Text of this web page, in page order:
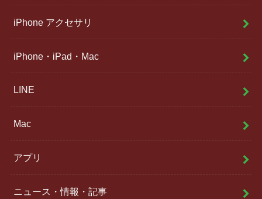
iPhone アクセサリ
iPhone・iPad・Mac
LINE
Mac
アプリ
ニュース・情報・記事